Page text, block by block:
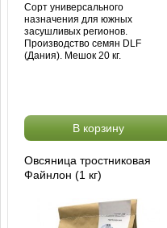
Сорт универсального
назначения для южных
засушливых регионов.
Производство семян DLF
(Дания). Мешок 20 кг.
В корзину
Овсяница тростниковая
Файнлон (1 кг)